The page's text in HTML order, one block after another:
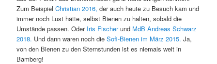
Zum BeispielChristian 2016, der auch heute zu Besuch kam und
immer noch Lust hätte, selbst Bienen zu halten, sobald die
Umstände passen. Oder Iris Fischerund MdB Andreas Schwarz
2018. Und dann waren noch dieSofi-Bienen im März 2015.Ja,
von den Bienen zu den Sternstunden ist es niemals weit in
Bamberg!